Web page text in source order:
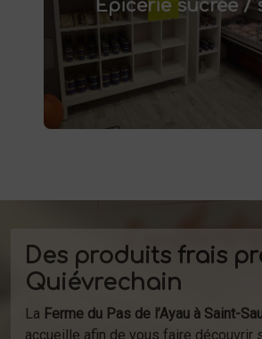
Épicerie sucrée /
conserves maison, plats
d'autres produits fermiers vous
Profitez de la vente
produits
à la ferme ou de notre service de
livraison.
Des produits frais
Quiévrechain
La Ferme du Pas de l’Ayau à Saint-
accueille afin de vous faire découvrir